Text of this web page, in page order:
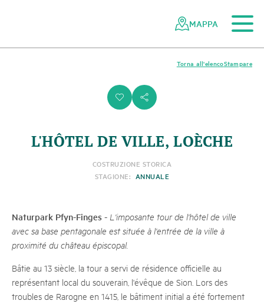
dei
MAPPA
i s
Stampare
Torna all'elenco
L'HÔTEL DE VILLE, LOÈCHE
COSTRUZIONE STORICA
STAGIONE: ANNUALE
Naturpark Pfyn-Finges - L'imposante tour de l'hôtel de ville
avec sa base pentagonale est située à l'entrée de la ville à
proximité du château épiscopal.
Bâtie au 13 siècle, la tour a servi de résidence officielle au
représentant local du souverain, l'évêque de Sion. Lors des
troubles de Rarogne en 1415, le bâtiment initial a été fortement